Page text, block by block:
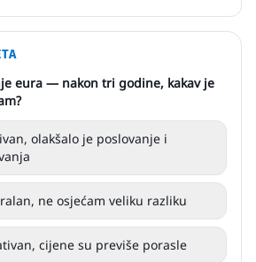
eura — nakon tri godine, kakav je
olakšalo je poslovanje i
ne osjećam veliku razliku
cijene su previše porasle